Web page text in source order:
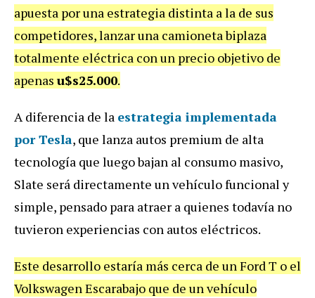
apuesta por una estrategia distinta a la de sus
competidores, lanzar una camioneta biplaza
totalmente eléctrica con un precio objetivo de
apenas u$s25.000.
A diferencia de la estrategia implementada
por Tesla, que lanza autos premium de alta
tecnología que luego bajan al consumo masivo,
Slate será directamente un vehículo funcional y
simple, pensado para atraer a quienes todavía no
tuvieron experiencias con autos eléctricos.
Este desarrollo estaría más cerca de un Ford T o el
Volkswagen Escarabajo que de un vehículo